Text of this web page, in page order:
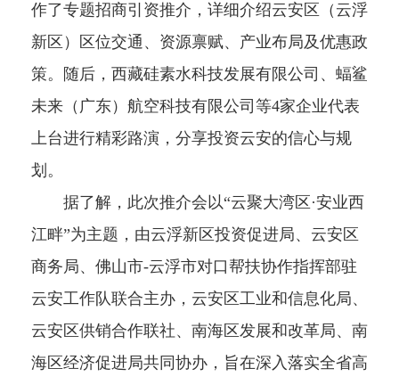
作了专题招商引资推介，详细介绍云安区（云浮
新区）区位交通、资源禀赋、产业布局及优惠政
策。随后，西藏硅素水科技发展有限公司、蝠鲨
未来（广东）航空科技有限公司等4家企业代表
上台进行精彩路演，分享投资云安的信心与规
划。
据了解，此次推介会以“云聚大湾区·安业西
江畔”为主题，由云浮新区投资促进局、云安区
商务局、佛山市-云浮市对口帮扶协作指挥部驻
云安工作队联合主办，云安区工业和信息化局、
云安区供销合作联社、南海区发展和改革局、南
海区经济促进局共同协办，旨在深入落实全省高